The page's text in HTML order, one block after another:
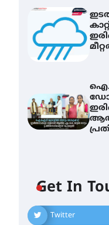
Get In
Twitter